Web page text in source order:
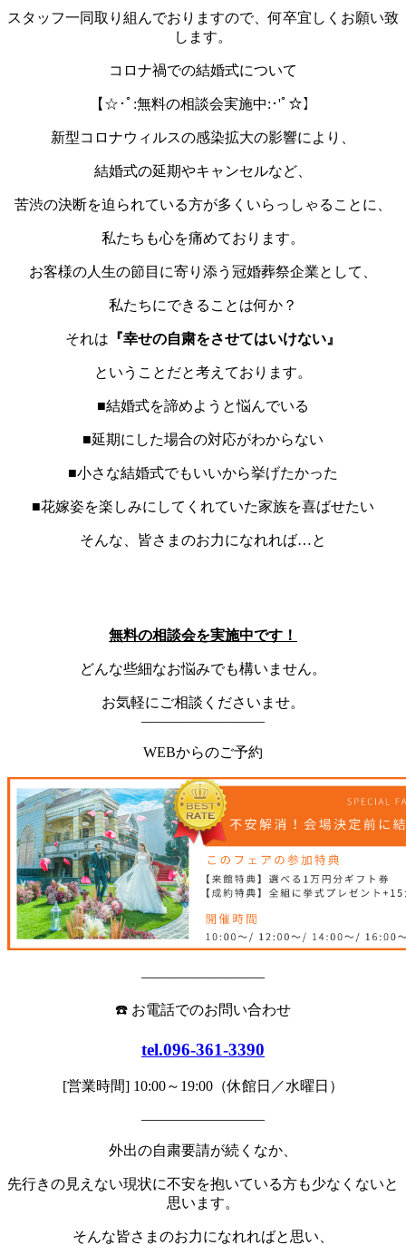
スタッフ一同取り組んでおりますので、何卒宜しくお願い致
します。
コロナ禍での結婚式について
【 ☆･ﾟ:無料の相談会実施中:･'ﾟ☆】
新型コロナウィルスの感染拡大の影響により、
結婚式の延期やキャンセルなど、
苦渋の決断を迫られている方が多くいらっしゃることに、
私たちも心を痛めております。
お客様の人生の節目に寄り添う冠婚葬祭企業として、
私たちにできることは何か？
それは 『幸せの自粛をさせてはいけない』
ということだと考えております。
■結婚式を諦めようと悩んでいる
■延期にした場合の対応がわからない
■小さな結婚式でもいいから挙げたかった
■花嫁姿を楽しみにしてくれていた家族を喜ばせたい
そんな、皆さまのお力になれれば…と
無料の相談会を実施中です！
どんな些細なお悩みでも構いません。
お気軽にご相談くださいませ。
————————–
WEBからのご予約
————————–
☎️ お電話でのお問い合わせ
tel.096-361-3390
[営業時間] 10:00～19:00（休館日／水曜日）
————————–
外出の自粛要請が続くなか、
先行きの見えない現状に不安を抱いている方も少なくないと
思います。
そんな皆さまのお力になれればと思い、